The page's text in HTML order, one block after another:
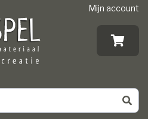
Mijn account